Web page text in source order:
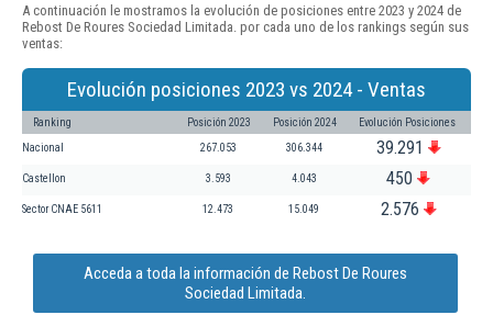
A continuación le mostramos la evolución de posiciones entre 2023 y 2024 de
Rebost De Roures Sociedad Limitada. por cada uno de los rankings según sus
ventas:
Evolución posiciones 2023 vs 2024 - Ventas
Ranking Posición 2023 Posición 2024 Evolución Posiciones
Nacional 267.053 306.344 39.291
Castellon 3.593 4.043 450
Sector CNAE 5611 12.473 15.049 2.576
Acceda a toda la información de Rebost De Roures
Sociedad Limitada.